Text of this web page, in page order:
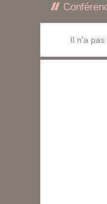
Il n'a pas